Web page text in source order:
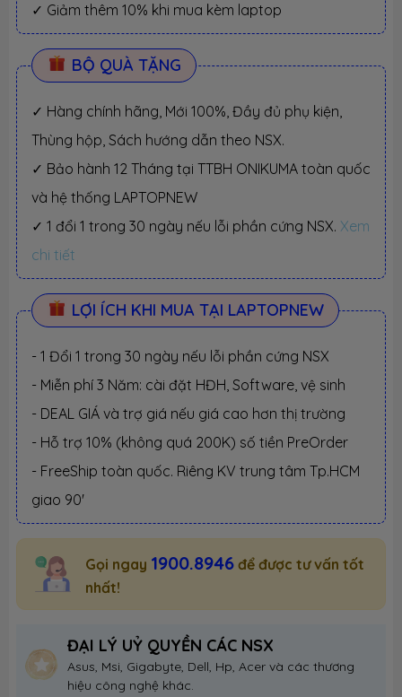
✓ Giảm thêm 10% khi mua kèm laptop
BỘ QUÀ TẶNG
✓ Hàng chính hãng, Mới 100%, Đầy đủ phụ kiện,
Thùng hộp, Sách hướng dẫn theo NSX.
✓ Bảo hành 12 Tháng tại TTBH ONIKUMA toàn quốc
và hệ thống LAPTOPNEW
✓ 1 đổi 1 trong 30 ngày nếu lỗi phần cứng NSX. Xem
chi tiết
LỢI ÍCH KHI MUA TẠI LAPTOPNEW
- 1 Đổi 1 trong 30 ngày nếu lỗi phần cứng NSX
- Miễn phí 3 Năm: cài đặt HĐH, Software, vệ sinh
- DEAL GIÁ và trợ giá nếu giá cao hơn thị trường
- Hỗ trợ 10% (không quá 200K) số tiền PreOrder
- FreeShip toàn quốc. Riêng KV trung tâm Tp.HCM
giao 90'
Gọi ngay 1900.8946 để được tư vấn tốt
nhất!
ĐẠI LÝ UỶ QUYỀN CÁC NSX
Asus, Msi, Gigabyte, Dell, Hp, Acer và các thương
hiệu công nghệ khác.